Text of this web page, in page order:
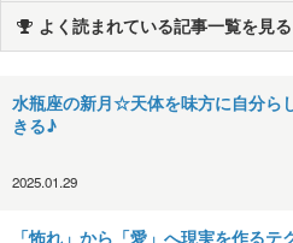
よく読まれている記事一覧を見る
水瓶座の新月☆天体を味方に自分ら
きる♪
2025.01.29
「怖れ」から「愛」へ現実を作るテ